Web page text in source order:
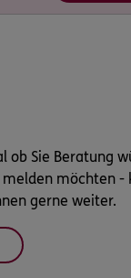
ob Sie Beratung
melden möchten -
gerne weiter.